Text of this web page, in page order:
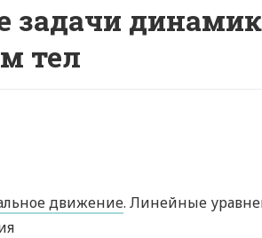
тел
движение. Линейные